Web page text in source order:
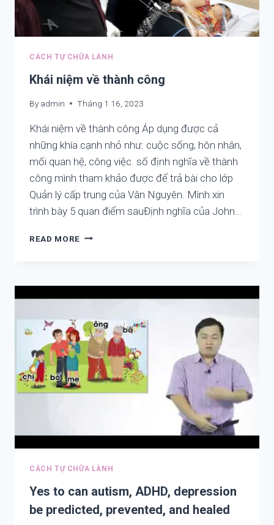
CÁCH TỰ CHỮA LÀNH
Khái niệm về thành công
By admin Tháng 1 16, 2023
Khái niệm về thành công Áp dụng được cả
những khía cạnh nhỏ như: cuộc sống, hôn nhân,
mối quan hệ, công việc. số định nghĩa về thành
công mình tham khảo được để trả bài cho lớp
Quản lý cấp trung của Vân Nguyên. Mình xin
trình bày 5 quan điểm sauĐịnh nghĩa của John…
READ MORE KHÁI
CÔNG
CÁCH TỰ CHỮA LÀNH
Yes to can autism, ADHD, depression
be predicted, prevented, and healed